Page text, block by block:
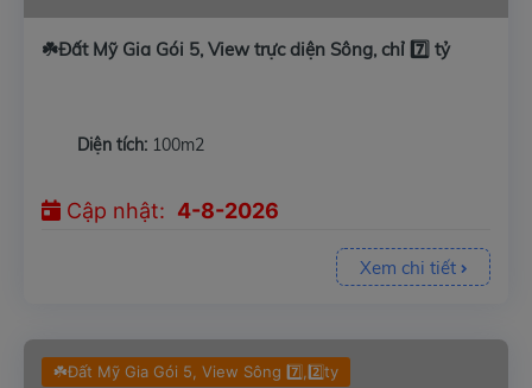
☘️Đất Mỹ Gia Gói 5, View trực diện Sông, chỉ 7️⃣ tỷ
Diện tích: 100m2
Cập nhật: 4-8-2026
Xem chi tiết
☘️Đất Mỹ Gia Gói 5, View Sông 7️⃣,2️⃣ty